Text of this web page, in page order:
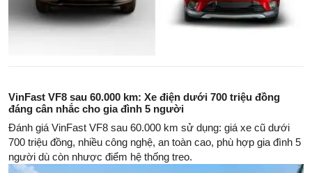
VinFast VF8 sau 60.000 km: Xe điện dưới 700 triệu đồng
đáng cân nhắc cho gia đình 5 người
Đánh giá VinFast VF8 sau 60.000 km sử dụng: giá xe cũ dưới
700 triệu đồng, nhiều công nghệ, an toàn cao, phù hợp gia đình 5
người dù còn nhược điểm hệ thống treo.